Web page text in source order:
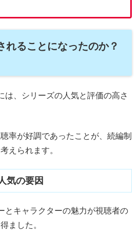
れることになったのか？
は、シリーズの人気と評価の高さ
率が好調であったことが、続編制
えられます。
気の要因
とキャラクターの魅力が視聴者の
ました。